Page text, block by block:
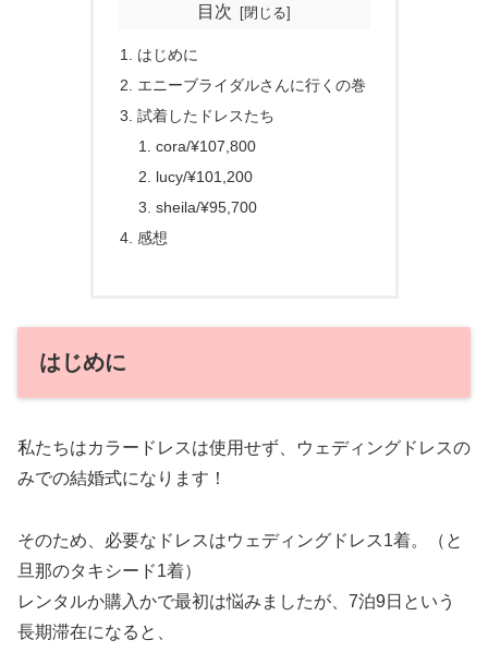
目次
はじめに
エニーブライダルさんに行くの巻
試着したドレスたち
cora/¥107,800
lucy/¥101,200
sheila/¥95,700
感想
はじめに
私たちはカラードレスは使用せず、ウェディングドレスの
みでの結婚式になります！
そのため、必要なドレスはウェディングドレス1着。（と
旦那のタキシード1着）
レンタルか購入かで最初は悩みましたが、7泊9日という
長期滞在になると、